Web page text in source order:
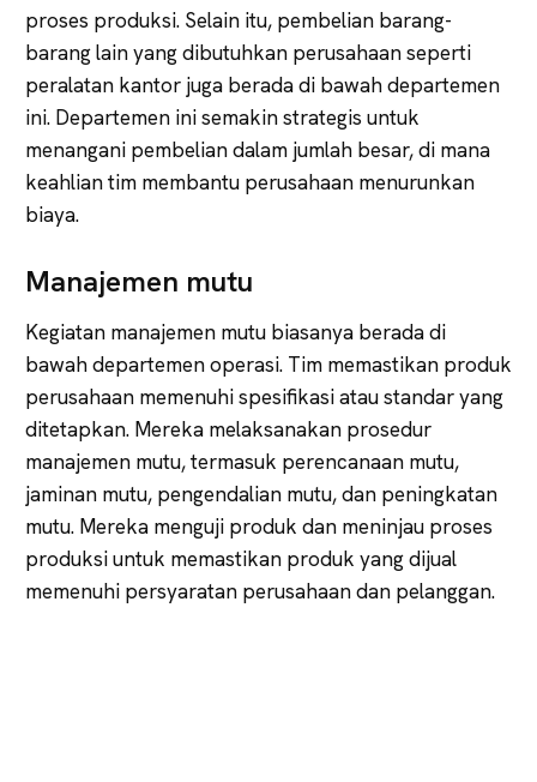
proses produksi. Selain itu, pembelian barang-
barang lain yang dibutuhkan perusahaan seperti
peralatan kantor juga berada di bawah departemen
ini. Departemen ini semakin strategis untuk
menangani pembelian dalam jumlah besar, di mana
keahlian tim membantu perusahaan menurunkan
biaya.
Manajemen mutu
Kegiatan manajemen mutu biasanya berada di
bawah departemen operasi. Tim memastikan produk
perusahaan memenuhi spesifikasi atau standar yang
ditetapkan. Mereka melaksanakan prosedur
manajemen mutu, termasuk perencanaan mutu,
jaminan mutu, pengendalian mutu, dan peningkatan
mutu. Mereka menguji produk dan meninjau proses
produksi untuk memastikan produk yang dijual
memenuhi persyaratan perusahaan dan pelanggan.